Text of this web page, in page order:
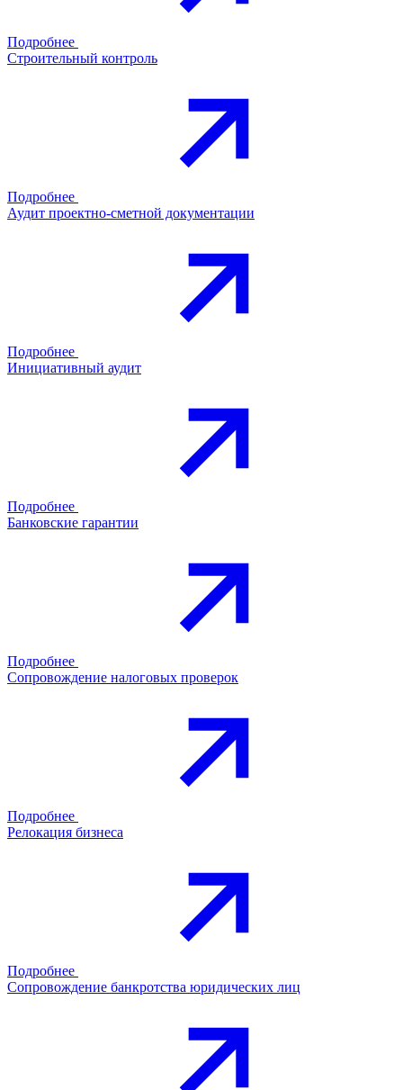
Подробнее
Строительный контроль
Подробнее
Аудит проектно-сметной документации
Подробнее
Инициативный аудит
Подробнее
Банковские гарантии
Подробнее
Сопровождение налоговых проверок
Подробнее
Релокация бизнеса
Подробнее
Сопровождение банкротства юридических лиц